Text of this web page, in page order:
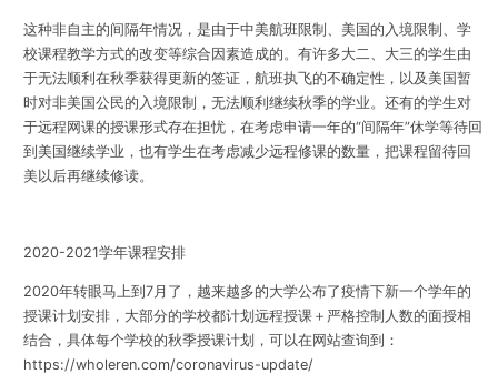
这种非自主的间隔年情况，是由于中美航班限制、美国的入境限制、学
校课程教学方式的改变等综合因素造成的。有许多大二、大三的学生由
于无法顺利在秋季获得更新的签证，航班执飞的不确定性，以及美国暂
时对非美国公民的入境限制，无法顺利继续秋季的学业。还有的学生对
于远程网课的授课形式存在担忧，在考虑申请一年的“间隔年”休学等待回
到美国继续学业，也有学生在考虑减少远程修课的数量，把课程留待回
美以后再继续修读。
2020-2021学年课程安排
2020年转眼马上到7月了，越来越多的大学公布了疫情下新一个学年的
授课计划安排，大部分的学校都计划远程授课＋严格控制人数的面授相
结合，具体每个学校的秋季授课计划，可以在网站查询到：
https://wholeren.com/coronavirus-update/